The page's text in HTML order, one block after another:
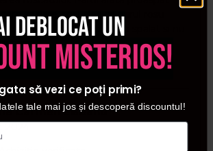
spalare, mai ales ca parul rosu
se duce foarte repede la spalat si nu
in timp.
Carmen Liseanu
deblocat un
misterios!
să vezi ce poți primi?
tale mai jos și descoperă discountul!